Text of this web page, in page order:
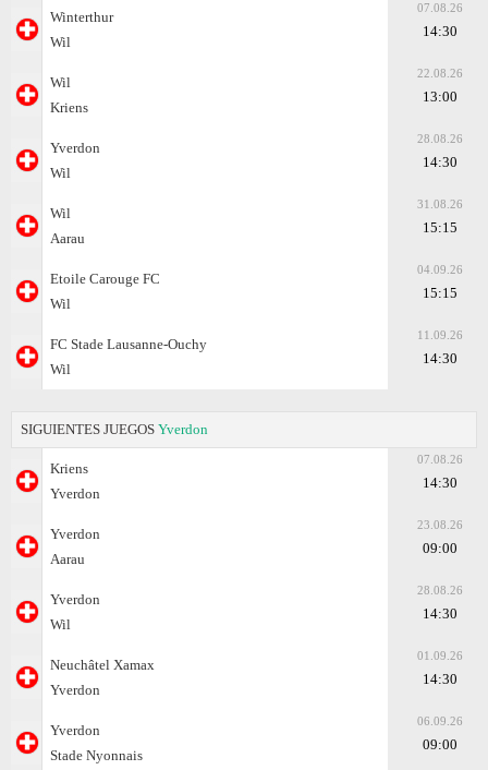
Winterthur
Wil
07.08.26
14:30
Wil
Kriens
22.08.26
13:00
Yverdon
Wil
28.08.26
14:30
Wil
Aarau
31.08.26
15:15
Etoile Carouge FC
Wil
04.09.26
15:15
FC Stade Lausanne-Ouchy
Wil
11.09.26
14:30
SIGUIENTES JUEGOS Yverdon
Kriens
Yverdon
07.08.26
14:30
Yverdon
Aarau
23.08.26
09:00
Yverdon
Wil
28.08.26
14:30
Neuchâtel Xamax
Yverdon
01.09.26
14:30
Yverdon
Stade Nyonnais
06.09.26
09:00